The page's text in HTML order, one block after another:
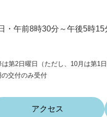
・午前8時30分～午後5時
第2日曜日（ただし、10月は第1
の交付のみ受付
アクセス